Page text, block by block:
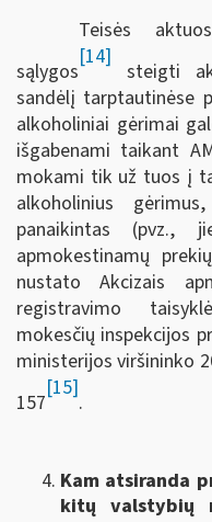
Teisės
sąlygos
[14]
steigti
sandėlį tarptautinėse
alkoholiniai gėrimai
išgabenami taikant
mokami tik už tuos į
alkoholinius
panaikintas (pvz.,
apmokestinamų
nustato Akcizais
registravimo
mokesčių inspekcijos
ministerijos viršininko
157
[15]
.
Kam atsiranda
kitų valstybių